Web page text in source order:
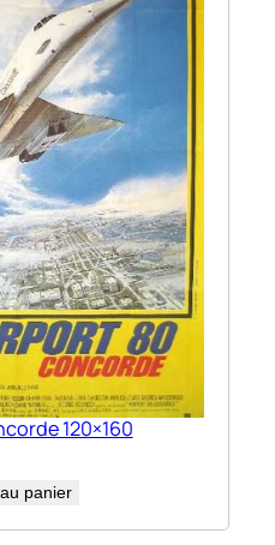
120×160
panier